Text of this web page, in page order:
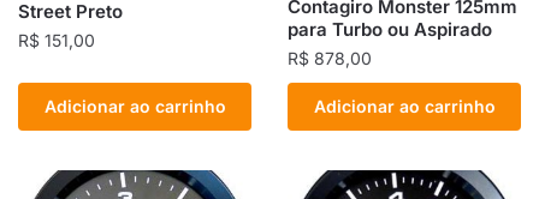
Street Preto
R$ 151,00
Adicionar ao carrinho
Contagiro Monster 125mm
para Turbo ou Aspirado
R$ 878,00
Adicionar ao carrinho